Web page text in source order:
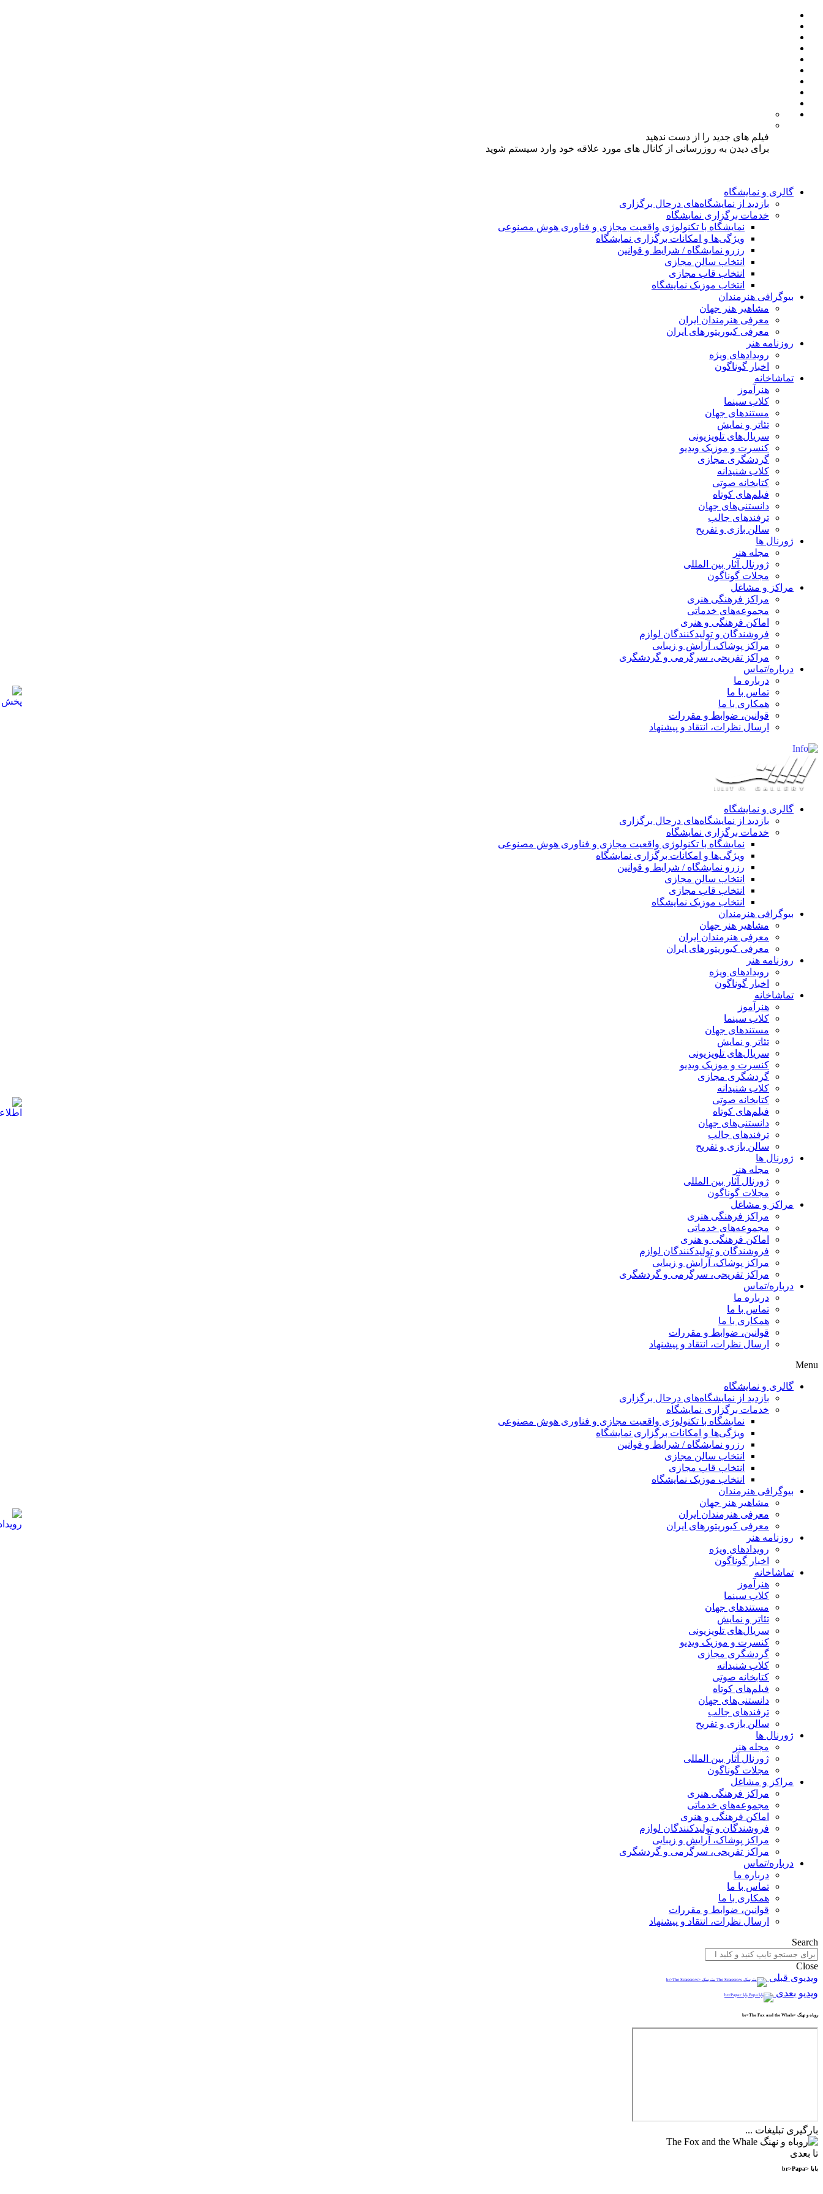
فیلم های جدید را از دست ندهید
برای دیدن به روزرسانی از کانال های مورد علاقه خود وارد سیستم شوید
گالری و نمایشگاه
بازدید از نمایشگاه‌های درحال برگزاری
خدمات برگزاری نمایشگاه
نمایشگاه با تکنولوژی واقعیت مجازی و فناوری هوش مصنوعی
ویژگی‌ها و امکانات برگزاری نمایشگاه
رزرو نمایشگاه / شرایط و قوانین
انتخاب سالن مجازی
انتخاب قاب مجازی
انتخاب موزیک نمایشگاه
بیوگرافی هنرمندان
مشاهیر هنر جهان
معرفی هنرمندان ایران
معرفی کیوریتورهای ایران
روزنامه هنر
رویدادهای ویژه
اخبار گوناگون
تماشاخانه
هنرآموز
کلاب سینما
مستندهای جهان
تئاتر و نمایش
سریال‌های تلویزیونی
کنسرت و موزیک ویدیو
گردشگری مجازی
کلاب شنیدانه
کتابخانه صوتی
فیلم‌های کوتاه
دانستنی‌های جهان
ترفندهای جالب
سالن بازی و تفریح
ژورنال ها
مجله هنر
ژورنال آثار بین المللی
مجلات گوناگون
مراکز و مشاغل
مراکز فرهنگی هنری
مجموعه‌های خدماتی
اماکن فرهنگی و هنری
فروشندگان و تولیدکنندگان لوازم
مراکز پوشاک، آرایش و زیبایی
مراکز تفریحی، سرگرمی و گردشگری
درباره/تماس
درباره ما
تماس با ما
همکاری با ما
قوانین، ضوابط و مقررات
ارسال نظرات، انتقاد و پیشنهاد
گالری و نمایشگاه
بازدید از نمایشگاه‌های درحال برگزاری
خدمات برگزاری نمایشگاه
نمایشگاه با تکنولوژی واقعیت مجازی و فناوری هوش مصنوعی
ویژگی‌ها و امکانات برگزاری نمایشگاه
رزرو نمایشگاه / شرایط و قوانین
انتخاب سالن مجازی
انتخاب قاب مجازی
انتخاب موزیک نمایشگاه
بیوگرافی هنرمندان
مشاهیر هنر جهان
معرفی هنرمندان ایران
معرفی کیوریتورهای ایران
روزنامه هنر
رویدادهای ویژه
اخبار گوناگون
تماشاخانه
هنرآموز
کلاب سینما
مستندهای جهان
تئاتر و نمایش
سریال‌های تلویزیونی
کنسرت و موزیک ویدیو
گردشگری مجازی
کلاب شنیدانه
کتابخانه صوتی
فیلم‌های کوتاه
دانستنی‌های جهان
ترفندهای جالب
سالن بازی و تفریح
ژورنال ها
مجله هنر
ژورنال آثار بین المللی
مجلات گوناگون
مراکز و مشاغل
مراکز فرهنگی هنری
مجموعه‌های خدماتی
اماکن فرهنگی و هنری
فروشندگان و تولیدکنندگان لوازم
مراکز پوشاک، آرایش و زیبایی
مراکز تفریحی، سرگرمی و گردشگری
درباره/تماس
درباره ما
تماس با ما
همکاری با ما
قوانین، ضوابط و مقررات
ارسال نظرات، انتقاد و پیشنهاد
Menu
گالری و نمایشگاه
بازدید از نمایشگاه‌های درحال برگزاری
خدمات برگزاری نمایشگاه
نمایشگاه با تکنولوژی واقعیت مجازی و فناوری هوش مصنوعی
ویژگی‌ها و امکانات برگزاری نمایشگاه
رزرو نمایشگاه / شرایط و قوانین
انتخاب سالن مجازی
انتخاب قاب مجازی
انتخاب موزیک نمایشگاه
بیوگرافی هنرمندان
مشاهیر هنر جهان
معرفی هنرمندان ایران
معرفی کیوریتورهای ایران
روزنامه هنر
رویدادهای ویژه
اخبار گوناگون
تماشاخانه
هنرآموز
کلاب سینما
مستندهای جهان
تئاتر و نمایش
سریال‌های تلویزیونی
کنسرت و موزیک ویدیو
گردشگری مجازی
کلاب شنیدانه
کتابخانه صوتی
فیلم‌های کوتاه
دانستنی‌های جهان
ترفندهای جالب
سالن بازی و تفریح
ژورنال ها
مجله هنر
ژورنال آثار بین المللی
مجلات گوناگون
مراکز و مشاغل
مراکز فرهنگی هنری
مجموعه‌های خدماتی
اماکن فرهنگی و هنری
فروشندگان و تولیدکنندگان لوازم
مراکز پوشاک، آرایش و زیبایی
مراکز تفریحی، سرگرمی و گردشگری
درباره/تماس
درباره ما
تماس با ما
همکاری با ما
قوانین، ضوابط و مقررات
ارسال نظرات، انتقاد و پیشنهاد
Search
Close
ویدیوی قبلی
مترسک <br>The Scarecrow
ویدیو بعدی بابا <br>Papa
روباه و نهنگ <br>The Fox and the Whale
بارگیری تبلیغات ...
تا بعدی
بابا <br>Papa